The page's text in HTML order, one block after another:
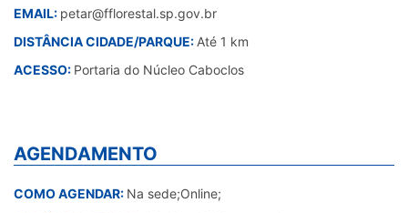
EMAIL: petar@fflorestal.sp.gov.br
DISTÂNCIA CIDADE/PARQUE: Até 1 km
ACESSO: Portaria do Núcleo Caboclos
AGENDAMENTO
COMO AGENDAR: Na sede;Online;